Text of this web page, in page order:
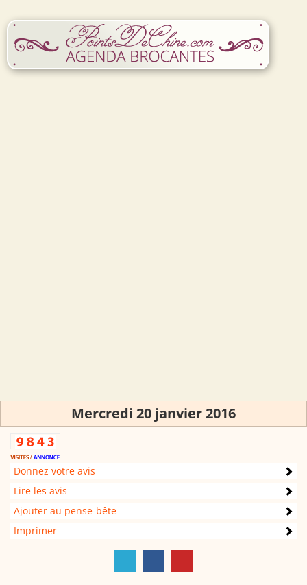
Mercredi 20 janvier 2016
Donnez votre avis
Lire les avis
Ajouter au pense-bête
Imprimer